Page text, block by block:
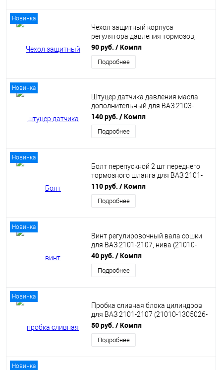
Новинка
Чехол защитный корпуса
регулятора давления тормозов,
подходит для ВАЗ 2101-2107, 2121
(2101-3512118) БРТ
90 руб. / Компл
Подробнее
Новинка
Штуцер датчика давления масла
дополнительный для ВАЗ 2103-
2107 (21030-3810310-00)
140 руб. / Компл
Подробнее
Новинка
Болт перепускной 2 шт переднего
тормозного шланга для ВАЗ 2101-
2107, Нива 2121, 2123 (21010-
3506078-00)
110 руб. / Компл
Подробнее
Новинка
Винт регулировочный вала сошки
для ВАЗ 2101-2107, нива (21010-
3401063-00)
40 руб. / Компл
Подробнее
Новинка
Пробка сливная блока цилиндров
для ВАЗ 2101-2107 (21010-1305026-
00)
50 руб. / Компл
Подробнее
Новинка